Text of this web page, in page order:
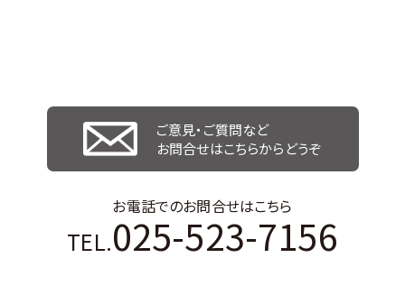
ご意見・ご質問など
お問合せはこちらからどうぞ
お電話でのお問合せはこちら
TEL.025-523-7156